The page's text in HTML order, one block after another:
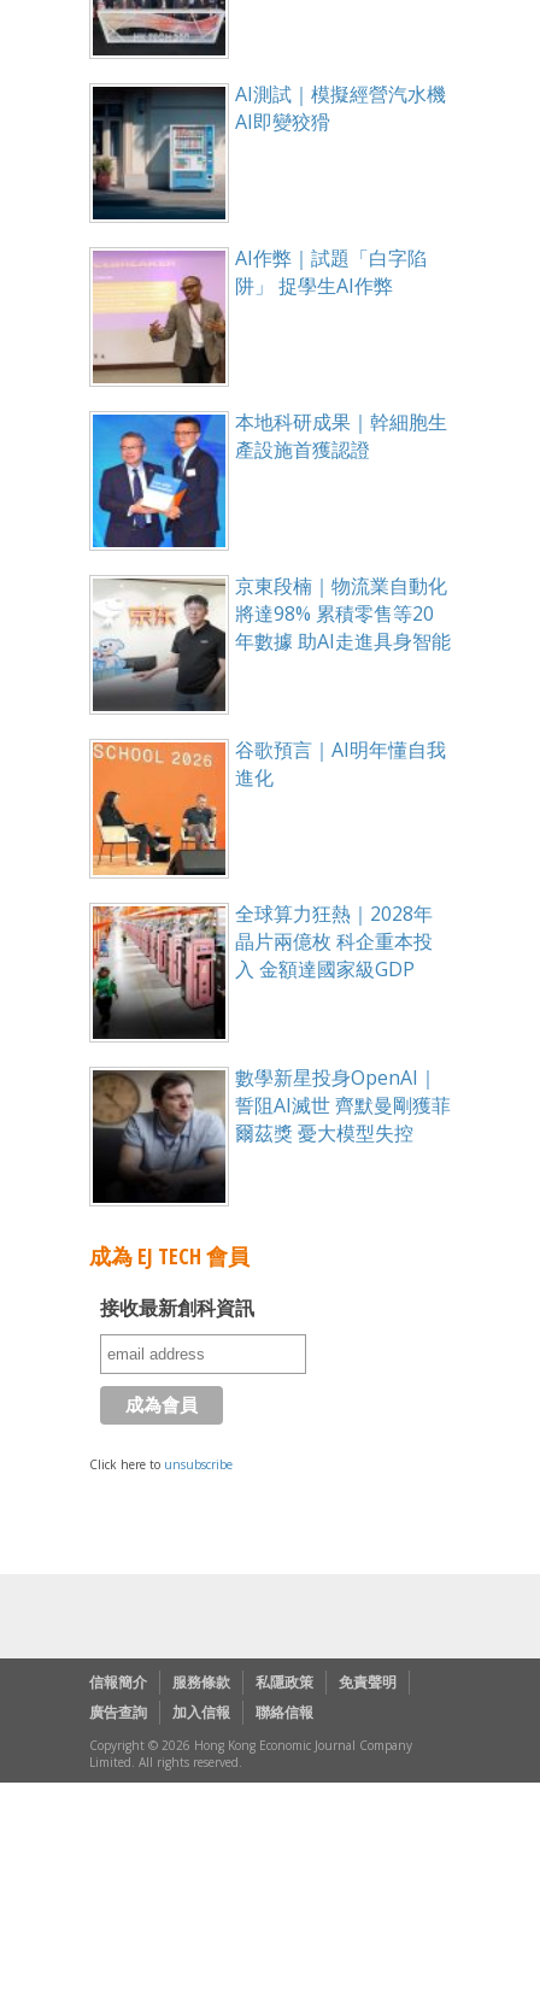
AI測試｜模擬經營汽水機
AI即變狡猾
AI作弊｜試題「白字陷
阱」 捉學生AI作弊
本地科研成果｜幹細胞生
產設施首獲認證
京東段楠｜物流業自動化
將達98% 累積零售等20
年數據 助AI走進具身智能
谷歌預言｜AI明年懂自我
進化
全球算力狂熱｜2028年
晶片兩億枚 科企重本投
入 金額達國家級GDP
數學新星投身OpenAI｜
誓阻AI滅世 齊默曼剛獲菲
爾茲獎 憂大模型失控
成為 EJ TECH 會員
接收最新創科資訊
Click here to unsubscribe
信報簡介 服務條款 私隱政策
免責聲明
廣告查詢
加入信報 聯絡信報
Copyright © 2026 Hong Kong Economic Journal Company
Limited. All rights reserved.